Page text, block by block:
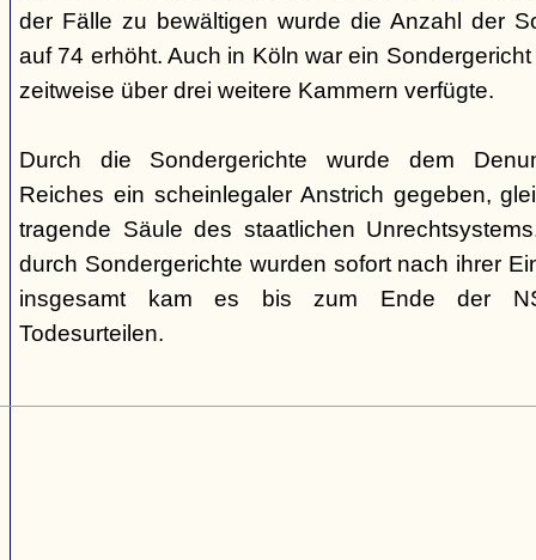
der Fälle zu bewältigen wurde die Anzahl der
auf 74 erhöht. Auch in Köln war ein
zeitweise über drei weitere Kammern verfügte.
Durch die Sondergerichte wurde dem
Reiches ein scheinlegaler Anstrich gegeben,
tragende Säule des staatlichen
durch Sondergerichte wurden sofort nach ihrer
insgesamt kam es bis zum Ende der
Todesurteilen.